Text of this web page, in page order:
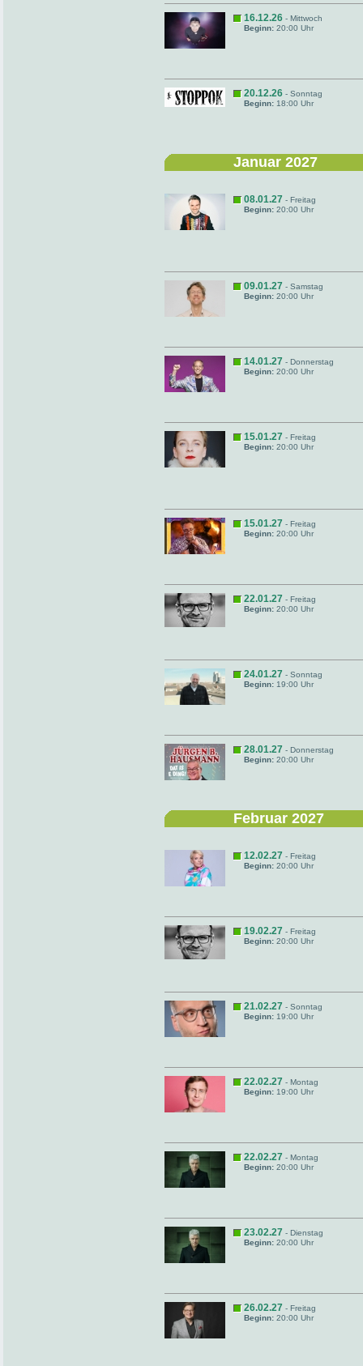
16.12.26 - Mittwoch
Beginn: 20:00 Uhr
20.12.26 - Sonntag
Beginn: 18:00 Uhr
Januar 2027
08.01.27 - Freitag
Beginn: 20:00 Uhr
09.01.27 - Samstag
Beginn: 20:00 Uhr
14.01.27 - Donnerstag
Beginn: 20:00 Uhr
15.01.27 - Freitag
Beginn: 20:00 Uhr
15.01.27 - Freitag
Beginn: 20:00 Uhr
22.01.27 - Freitag
Beginn: 20:00 Uhr
24.01.27 - Sonntag
Beginn: 19:00 Uhr
28.01.27 - Donnerstag
Beginn: 20:00 Uhr
Februar 2027
12.02.27 - Freitag
Beginn: 20:00 Uhr
19.02.27 - Freitag
Beginn: 20:00 Uhr
21.02.27 - Sonntag
Beginn: 19:00 Uhr
22.02.27 - Montag
Beginn: 19:00 Uhr
22.02.27 - Montag
Beginn: 20:00 Uhr
23.02.27 - Dienstag
Beginn: 20:00 Uhr
26.02.27 - Freitag
Beginn: 20:00 Uhr